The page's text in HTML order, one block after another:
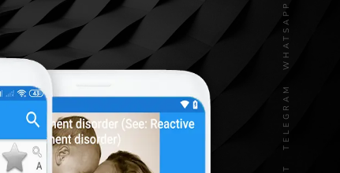
TELEGRAM
WHATSAPP